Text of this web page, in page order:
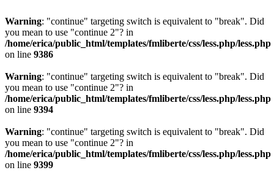
Warning: "continue" targeting switch is equivalent to "break". Did
you mean to use "continue 2"? in
/home/erica/public_html/templates/fmliberte/css/less.php/less.php
on line 9386
Warning: "continue" targeting switch is equivalent to "break". Did
you mean to use "continue 2"? in
/home/erica/public_html/templates/fmliberte/css/less.php/less.php
on line 9394
Warning: "continue" targeting switch is equivalent to "break". Did
you mean to use "continue 2"? in
/home/erica/public_html/templates/fmliberte/css/less.php/less.php
on line 9399